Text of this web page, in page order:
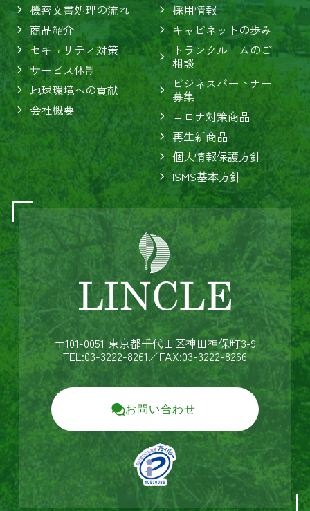
機密文書処理の流れ
商品紹介
セキュリティ対策
サービス体制
地球環境への貢献
会社概要
採用情報
キャビネットの歩み
トランクルームのご
相談
ビジネスパートナー
募集
コロナ対策商品
再生新商品
個人情報保護方針
ISMS基本方針
〒101-0051 東京都千代田区神田神保町3-9
TEL:03-3222-8261／FAX:03-3222-8266
お問い合わせ